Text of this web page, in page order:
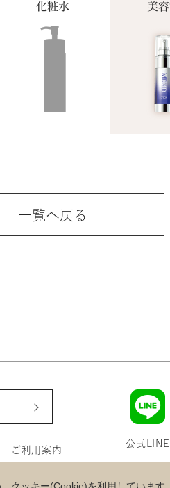
化粧水 美
一覧へ戻る
ご利用案内
公式LINE